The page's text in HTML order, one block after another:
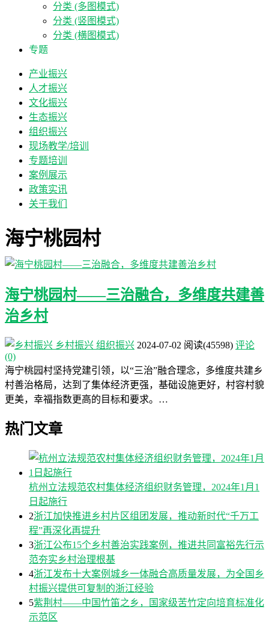
分类 (多图模式)
分类 (竖图模式)
分类 (横图模式)
专题
产业振兴
人才振兴
文化振兴
生态振兴
组织振兴
现场教学/培训
专题培训
案例展示
政策实讯
关于我们
海宁桃园村
海宁桃园村——三治融合，多维度共建善
治乡村
乡村振兴 组织振兴 2024-07-02 阅读(45598) 评论
(0)
海宁桃园村坚持党建引领，以“三治”融合理念，多维度共建乡
村善治格局，达到了集体经济更强，基础设施更好，村容村貌
更美，幸福指数更高的目标和要求。…
热门文章
杭州立法规范农村集体经济组织财务管理，2024年1月1
日起施行
2浙江加快推进乡村片区组团发展，推动新时代“千万工
程”再深化再提升
3浙江公布15个乡村善治实践案例，推进共同富裕先行示
范夯实乡村治理根基
4浙江发布十大案例城乡一体融合高质量发展，为全国乡
村振兴提供可复制的浙江经验
5紫荆村——中国竹笛之乡，国家级苦竹定向培育标准化
示范区